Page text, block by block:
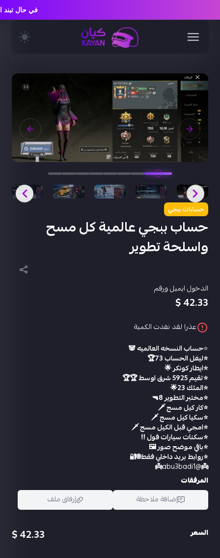
حسابات ببجي
حساب ببجي عالمية كل مسح
واسلحة تطوير
الدخول ايميل ورقم
42.33 $
عذرا لقد نفدت الكمية
⭐️حساب النسخه العالميه 🐼
⭐️ليفل الحساب 73🏆
⭐️ايطار كونكر 🌟
⭐️تقيم 5925 شرق اوسط 🏆🏆
⭐️المثك 23🌟
⭐️مختبر التطوير 8🔫
⭐️كار كيل مسج 🗡
⭐️سكيا كيل مسج 🗡
⭐️امجي قبل الكيل مسج 🗡
⭐️سكنات سيارات فول ‼️
⭐️باقي موضح صور 🖼️
⭐️روابط بريد داخلي فقط🌐🔐
👼
@abu3badi1
👼
المرفقات
إضافة ملاحظة
إرفاق ملف
السعر 42.33 $
في حال